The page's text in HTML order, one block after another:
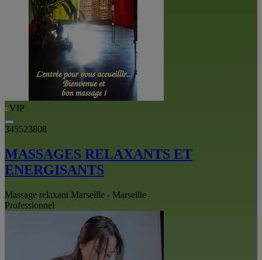
VIP
345523808
MASSAGES RELAXANTS ET
ENERGISANTS
Massage relaxant Marseille - Marseille
Professionnel